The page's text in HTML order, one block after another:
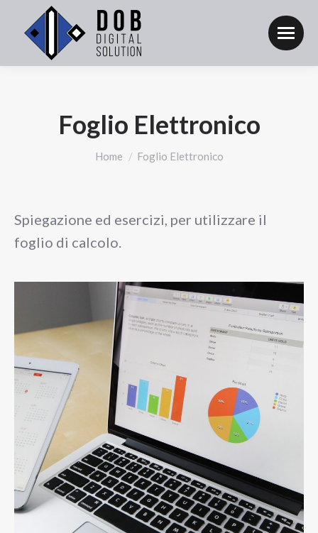
Foglio Elettronico
Tu sei qui:
Home Foglio Elettronico
Spiegazione ed esercizi, per utilizzare il
foglio di calcolo.